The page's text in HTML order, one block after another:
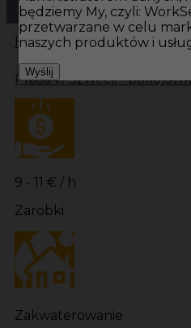
Hotistin Oferty pracy
Praca w Szwecji -
9 - 11 € / h
Zarobki
Zakwaterowanie
będziemy My, czyli:
przetwarzane w celu
naszych produktów i
Wyślij